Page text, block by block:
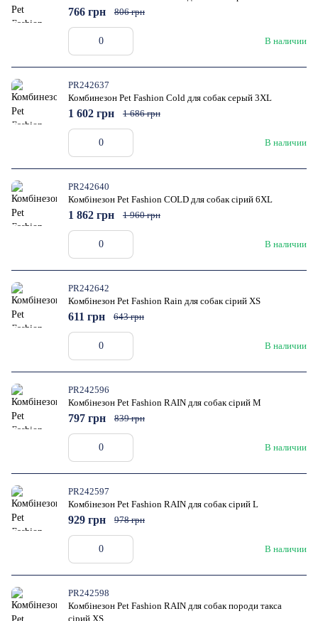
В наличии
766 грн 806 грн
PR242637
Комбинезон Pet Fashion Cold для собак серый 3XL
В наличии
1 602 грн 1 686 грн
PR242640
Комбінезон Pet Fashion COLD для собак сірий 6XL
В наличии
1 862 грн 1 960 грн
PR242642
Комбінезон Pet Fashion Rain для собак сірий XS
В наличии
611 грн 643 грн
PR242596
Комбінезон Pet Fashion RAIN для собак сірий M
В наличии
797 грн 839 грн
PR242597
Комбінезон Pet Fashion RAIN для собак сірий L
В наличии
929 грн 978 грн
PR242598
Комбінезон Pet Fashion RAIN для собак породи такса
сірий XS